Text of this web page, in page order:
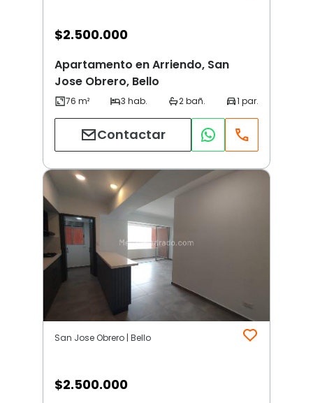
$2.500.000
Apartamento en Arriendo, San
Jose Obrero, Bello
Contactar
San Jose Obrero | Bello
$2.500.000